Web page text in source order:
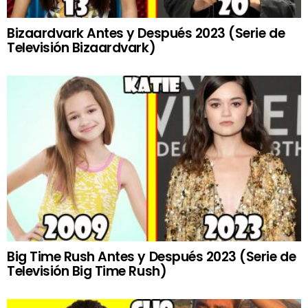
Bizaardvark Antes y Después 2023 (Serie de
Televisión Bizaardvark)
Big Time Rush Antes y Después 2023 (Serie de
Televisión Big Time Rush)